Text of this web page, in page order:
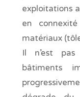
exploitations
en
matériaux
Il n’est
bâtiments